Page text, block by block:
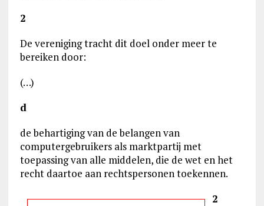
2
De vereniging tracht dit doel onder meer te
bereiken door:
(…)
d
de behartiging van de belangen van
computergebruikers als marktpartij met
toepassing van alle middelen, die de wet en het
recht daartoe aan rechtspersonen toekennen.
2